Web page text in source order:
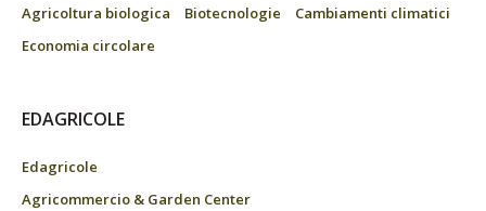
Agricoltura biologica
Biotecnologie
Cambiamenti climatici
Economia circolare
EDAGRICOLE
Edagricole
Agricommercio & Garden Center